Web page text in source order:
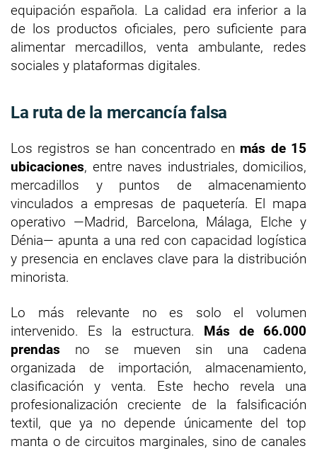
equipación española. La calidad era inferior a la
de los productos oficiales, pero suficiente para
alimentar mercadillos, venta ambulante, redes
sociales y plataformas digitales.
La ruta de la mercancía falsa
Los registros se han concentrado en más de 15
ubicaciones, entre naves industriales, domicilios,
mercadillos y puntos de almacenamiento
vinculados a empresas de paquetería. El mapa
operativo —Madrid, Barcelona, Málaga, Elche y
Dénia— apunta a una red con capacidad logística
y presencia en enclaves clave para la distribución
minorista.
Lo más relevante no es solo el volumen
intervenido. Es la estructura. Más de 66.000
prendas no se mueven sin una cadena
organizada de importación, almacenamiento,
clasificación y venta. Este hecho revela una
profesionalización creciente de la falsificación
textil, que ya no depende únicamente del top
manta o de circuitos marginales, sino de canales